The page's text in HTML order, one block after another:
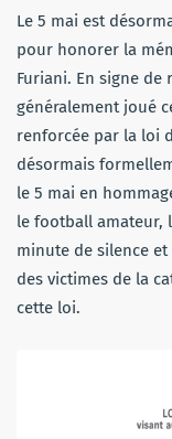
Le 5 mai est
pour honorer la
Furiani. En signe de
généralement joué
renforcée par la loi
désormais
le 5 mai en
le football amateur,
minute de silence
des victimes de la
cette loi.